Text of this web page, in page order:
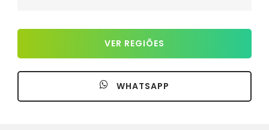
VER REGIÕES
WHATSAPP